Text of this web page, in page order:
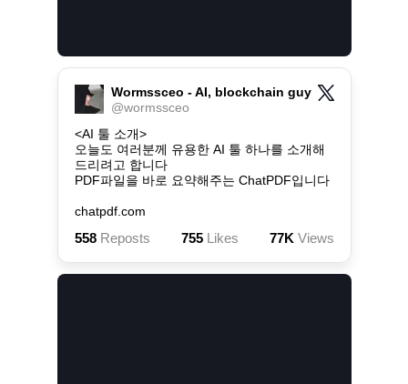
Wormssceo - AI, blockchain guy
@wormssceo
<AI 툴 소개>
오늘도 여러분께 유용한 AI 툴 하나를 소개해
드리려고 합니다
PDF파일을 바로 요약해주는 ChatPDF입니다
chatpdf.com
558Reposts 755Likes 77K Views